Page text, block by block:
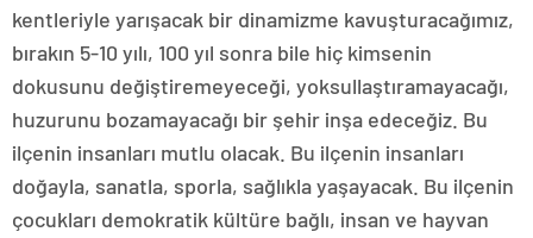
kentleriyle yarışacak bir dinamizme kavuşturacağımız,
bırakın 5-10 yılı, 100 yıl sonra bile hiç kimsenin
dokusunu değiştiremeyeceği, yoksullaştıramayacağı,
huzurunu bozamayacağı bir şehir inşa edeceğiz. Bu
ilçenin insanları mutlu olacak. Bu ilçenin insanları
doğayla, sanatla, sporla, sağlıkla yaşayacak. Bu ilçenin
çocukları demokratik kültüre bağlı, insan ve hayvan